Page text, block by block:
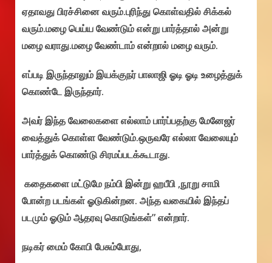
ஏதாவது பிரச்சினை வரும்.புரிந்து கொள்வதில் சிக்கல்
வரும்.மழை பெய்ய வேண்டும் என்று பார்த்தால் அன்று
மழை வராது.மழை வேண்டாம் என்றால் மழை வரும்.
எப்படி இருந்தாலும் இயக்குநர் பாலாஜி ஓடி ஓடி உழைத்துக்
கொண்டே இருந்தார்.
அவர் இந்த வேலைகளை எல்லாம் பார்ப்பதற்கு மேனேஜர்
வைத்துக் கொள்ள வேண்டும்.ஒருவரே எல்லா வேலையும்
பார்த்துக் கொண்டு சிரமப்படக்கூடாது.
கதைகளை மட்டுமே நம்பி இன்று ஹபீபி ,நூறு சாமி
போன்ற படங்கள் ஓடுகின்றன. அந்த வகையில் இந்தப்
படமும் ஓடும் ஆதரவு கொடுங்கள்” என்றார்.
நடிகர் மைம் கோபி பேசும்போது,